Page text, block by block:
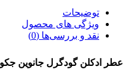
توضیحات
ویژگی های محصول
نقد و بررسی‌ها (0)
عطر ادکلن گودگرل جانوین